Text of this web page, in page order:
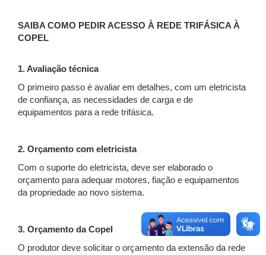
SAIBA COMO PEDIR ACESSO À REDE TRIFÁSICA À
COPEL
1. Avaliação técnica
O primeiro passo é avaliar em detalhes, com um eletricista
de confiança, as necessidades de carga e de
equipamentos para a rede trifásica.
2. Orçamento com eletricista
Com o suporte do eletricista, deve ser elaborado o
orçamento para adequar motores, fiação e equipamentos
da propriedade ao novo sistema.
3. Orçamento da Copel
O produtor deve solicitar o orçamento da extensão da rede